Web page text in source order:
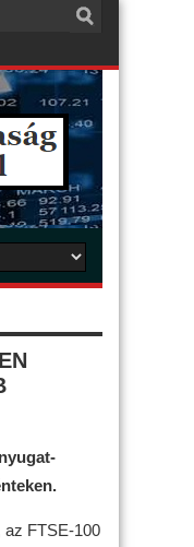
az FTSE-100